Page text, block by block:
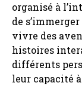
organisé à
de
vivre des
histoires
différents
leur capacité